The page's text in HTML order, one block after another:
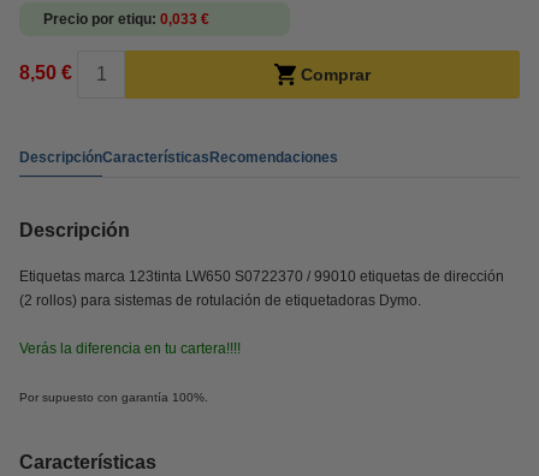
Precio por etiqu 0,033 €
8,50 € Comprar
DescripciónCaracterísticasRecomendaciones
Descripción
Etiquetas marca 123tinta LW650 S0722370 / 99010 etiquetas de dirección
(2 rollos) para sistemas de rotulación de etiquetadoras Dymo.
Verás la diferencia en tu cartera!!!!
Por supuesto con garantía 100%.
Características